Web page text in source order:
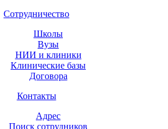
Сотрудничество
Школы
Вузы
НИИ и клиники
Клинические базы
Договора
Контакты
Адрес
Поиск сотрудников